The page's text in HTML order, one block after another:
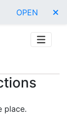
OPEN
place.